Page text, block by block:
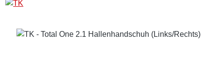
Bildergalerie überspringen